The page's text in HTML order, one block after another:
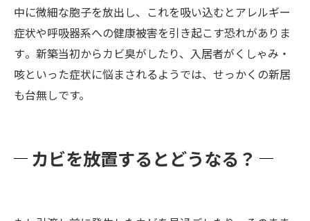
中に微細な胞子を放出し、これを吸い込むとアレルギー
症状や呼吸器系への健康被害を引き起こす恐れがありま
す​。新築当初からカビ臭がしたり、入居者がくしゃみ・
咳といった症状に悩まされるようでは、せっかくの新居
も台無しです。
カビを放置するとどうなる？